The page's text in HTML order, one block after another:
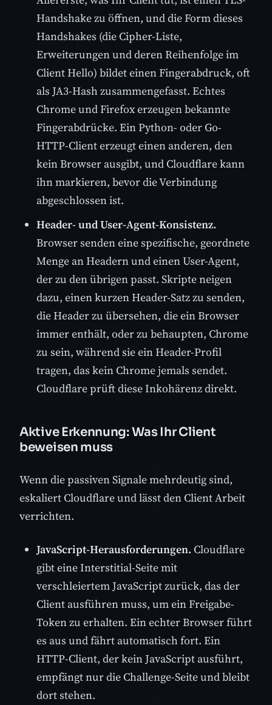
Handshake zu öffnen, und die Form dieses
Handshakes (die Cipher-Liste,
Erweiterungen und deren Reihenfolge im
Client Hello) bildet einen Fingerabdruck, oft
als JA3-Hash zusammengefasst. Echtes
Chrome und Firefox erzeugen bekannte
Fingerabdrücke. Ein Python- oder Go-
HTTP-Client erzeugt einen anderen, den
kein Browser ausgibt, und Cloudflare kann
ihn markieren, bevor die Verbindung
abgeschlossen ist.
Header- und User-Agent-Konsistenz.
Browser senden eine spezifische, geordnete
Menge an Headern und einen User-Agent,
der zu den übrigen passt. Skripte neigen
dazu, einen kurzen Header-Satz zu senden,
die Header zu übersehen, die ein Browser
immer enthält, oder zu behaupten, Chrome
zu sein, während sie ein Header-Profil
tragen, das kein Chrome jemals sendet.
Cloudflare prüft diese Inkohärenz direkt.
Aktive Erkennung: Was Ihr Client
beweisen muss
Wenn die passiven Signale mehrdeutig sind,
eskaliert Cloudflare und lässt den Client Arbeit
verrichten.
JavaScript-Herausforderungen. Cloudflare
gibt eine Interstitial-Seite mit
verschleiertem JavaScript zurück, das der
Client ausführen muss, um ein Freigabe-
Token zu erhalten. Ein echter Browser führt
es aus und fährt automatisch fort. Ein
HTTP-Client, der kein JavaScript ausführt,
empfängt nur die Challenge-Seite und bleibt
dort stehen.